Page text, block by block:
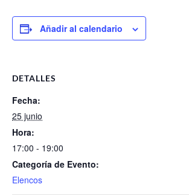
Añadir al calendario
DETALLES
Fecha:
25 junio
Hora:
17:00 - 19:00
Categoría de Evento:
Elencos